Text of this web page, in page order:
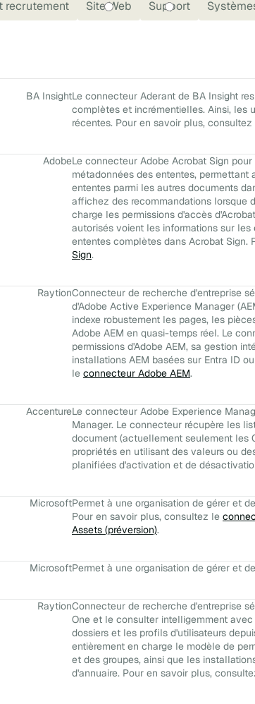
recrutement Site Web Support
BA InsightLe connecteur Aderant de BA Insight
complètes et incrémentielles. Ainsi, les
récentes. Pour en savoir plus, consultez
AdobeLe connecteur Adobe Acrobat Sign
métadonnées des ententes,
ententes parmi les autres documents
affichez des recommandations lorsque
charge les permissions d'accès
autorisés voient les informations sur
ententes complètes dans Acrobat Sign.
Sign.
RaytionConnecteur de recherche d'entreprise
d'Adobe Active Experience Manager
indexe robustement les pages, les
Adobe AEM en quasi-temps réel. Le
permissions d'Adobe AEM, sa gestion
installations AEM basées sur Entra ID
le connecteur Adobe AEM.
AccentureLe connecteur Adobe Experience
Manager. Le connecteur récupère les
document (actuellement seulement les
propriétés en utilisant des valeurs ou
planifiées d'activation et de
MicrosoftPermet à une organisation de gérer et
Pour en savoir plus, consultez le
Assets (préversion).
MicrosoftPermet à une organisation de gérer et
RaytionConnecteur de recherche d'entreprise
One et le consulter intelligemment
dossiers et les profils d'utilisateurs
entièrement en charge le modèle de
et des groupes, ainsi que les
d'annuaire. Pour en savoir plus,